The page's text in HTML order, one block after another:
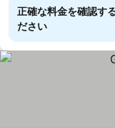
正確な料金を確認す
ださい